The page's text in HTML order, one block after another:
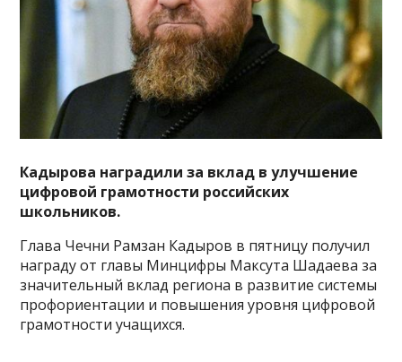
Кадырова наградили за вклад в улучшение
цифровой грамотности российских
школьников.
Глава Чечни Рамзан Кадыров в пятницу получил
награду от главы Минцифры Максута Шадаева за
значительный вклад региона в развитие системы
профориентации и повышения уровня цифровой
грамотности учащихся.